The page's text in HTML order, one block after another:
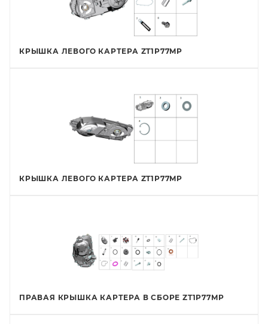
КРЫШКА ЛЕВОГО КАРТЕРА ZT1P77MP
КРЫШКА ЛЕВОГО КАРТЕРА ZT1P77MP
ПРАВАЯ КРЫШКА КАРТЕРА В СБОРЕ ZT1P77MP